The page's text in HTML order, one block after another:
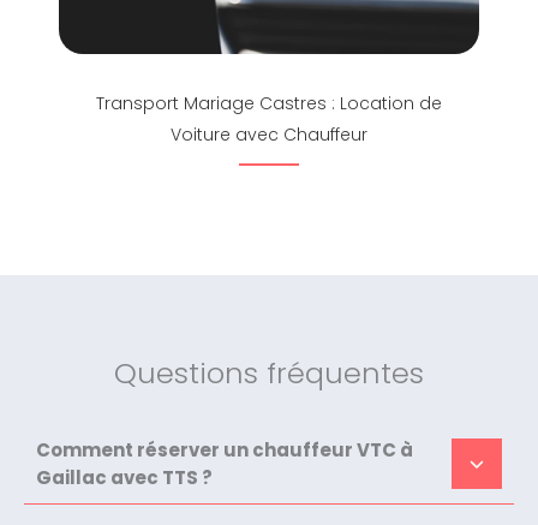
Transport Mariage Castres : Location de
Voiture avec Chauffeur
Questions fréquentes
Comment réserver un chauffeur VTC à
Gaillac avec TTS ?